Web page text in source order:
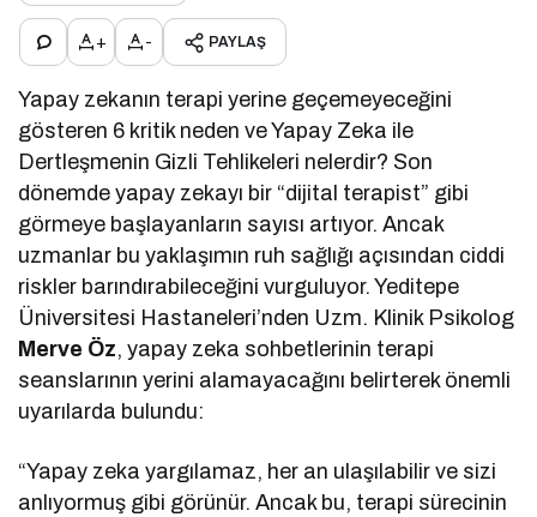
+ - PAYLAŞ
Yapay zekanın terapi yerine geçemeyeceğini
gösteren 6 kritik neden ve Yapay Zeka ile
Dertleşmenin Gizli Tehlikeleri nelerdir? Son
dönemde yapay zekayı bir “dijital terapist” gibi
görmeye başlayanların sayısı artıyor. Ancak
uzmanlar bu yaklaşımın ruh sağlığı açısından ciddi
riskler barındırabileceğini vurguluyor. Yeditepe
Üniversitesi Hastaneleri’nden Uzm. Klinik Psikolog
Merve Öz, yapay zeka sohbetlerinin terapi
seanslarının yerini alamayacağını belirterek önemli
uyarılarda bulundu:
“Yapay zeka yargılamaz, her an ulaşılabilir ve sizi
anlıyormuş gibi görünür. Ancak bu, terapi sürecinin